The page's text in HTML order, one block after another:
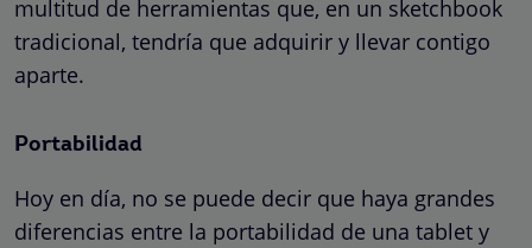
multitud de herramientas que, en un sketchbook
tradicional, tendría que adquirir y llevar contigo
aparte.
Portabilidad
Hoy en día, no se puede decir que haya grandes
diferencias entre la portabilidad de una tablet y